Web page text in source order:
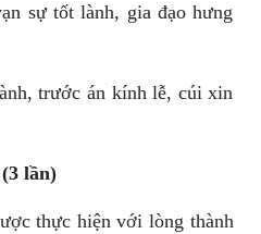
sự tốt lành, gia đạo hưng
trước án kính lễ, cúi xin
lần)
thực hiện với lòng thành